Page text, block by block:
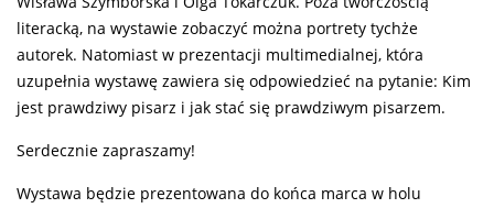
literacką, na wystawie zobaczyć można portrety tychże
autorek. Natomiast w prezentacji multimedialnej, która
uzupełnia wystawę zawiera się odpowiedzieć na pytanie: Kim
jest prawdziwy pisarz i jak stać się prawdziwym pisarzem.
Serdecznie zapraszamy!
Wystawa będzie prezentowana do końca marca w holu